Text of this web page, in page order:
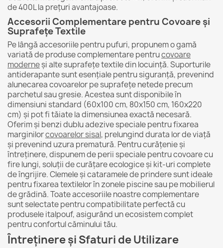
de 400L la prețuri avantajoase.
Accesorii Complementare pentru Covoare și
Suprafețe Textile
Pe lângă accesoriile pentru pufuri, propunem o gamă
variată de produse complementare pentrucovoare
moderneși alte suprafețe textile din locuință. Suporturile
antiderapante sunt esențiale pentru siguranță, prevenind
alunecarea covoarelor pe suprafețe netede precum
parchetul sau gresie. Acestea sunt disponibile în
dimensiuni standard (60x100 cm, 80x150 cm, 160x220
cm) și pot fi tăiate la dimensiunea exactă necesară.
Oferim și benzi dublu adezive speciale pentru fixarea
marginilorcovoarelor sisal, prelungind durata lor de viață
și prevenind uzura prematură. Pentru curățenie și
întreținere, dispunem de perii speciale pentru covoare cu
fire lungi, soluții de curățare ecologice și kit-uri complete
de îngrijire. Clemele și cataramele de prindere sunt ideale
pentru fixarea textilelor în zonele piscine sau pe mobilierul
de grădină. Toate accesoriile noastre complementare
sunt selectate pentru compatibilitate perfectă cu
produsele italpouf, asigurând un ecosistem complet
pentru confortul căminului tău.
Întreținere și Sfaturi de Utilizare